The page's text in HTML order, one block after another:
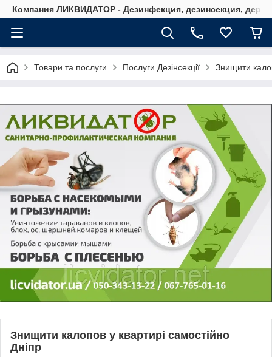
Компания ЛИКВИДАТОР - Дезинфекция, дезинсекция,
Товари та послуги Послуги Дезінсекції Знищити
Знищити калопов у квартирі самостійно
Дніпр